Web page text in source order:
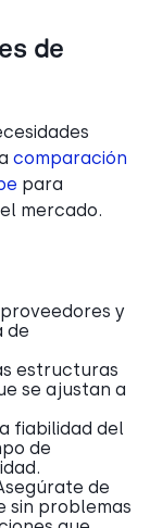
de
comparación
para
mercado.
y
de
estructuras
se ajustan a
fiabilidad del
de
de
sin problemas